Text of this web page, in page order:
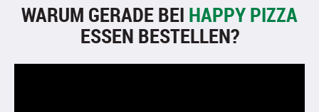
WARUM GERADE BEI HAPPY PIZZA
ESSEN BESTELLEN?